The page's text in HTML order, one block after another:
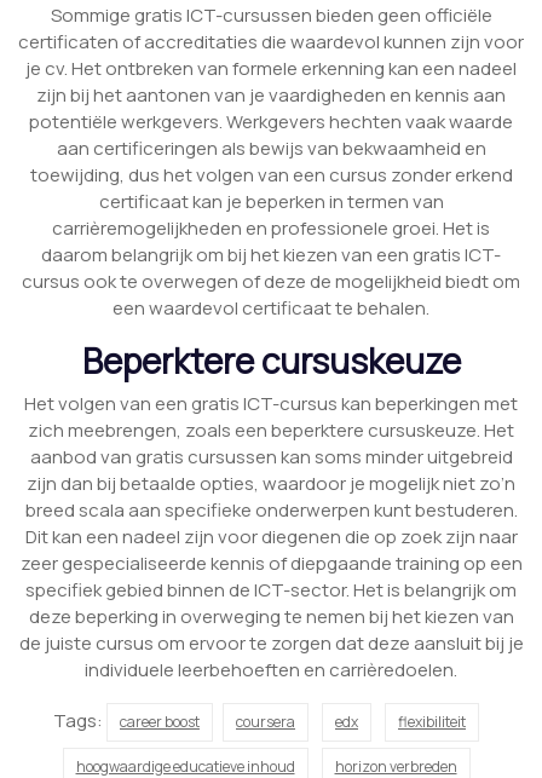
Sommige gratis ICT-cursussen bieden geen officiële
certificaten of accreditaties die waardevol kunnen zijn voor
je cv. Het ontbreken van formele erkenning kan een nadeel
zijn bij het aantonen van je vaardigheden en kennis aan
potentiële werkgevers. Werkgevers hechten vaak waarde
aan certificeringen als bewijs van bekwaamheid en
toewijding, dus het volgen van een cursus zonder erkend
certificaat kan je beperken in termen van
carrièremogelijkheden en professionele groei. Het is
daarom belangrijk om bij het kiezen van een gratis ICT-
cursus ook te overwegen of deze de mogelijkheid biedt om
een waardevol certificaat te behalen.
Beperktere cursuskeuze
Het volgen van een gratis ICT-cursus kan beperkingen met
zich meebrengen, zoals een beperktere cursuskeuze. Het
aanbod van gratis cursussen kan soms minder uitgebreid
zijn dan bij betaalde opties, waardoor je mogelijk niet zo’n
breed scala aan specifieke onderwerpen kunt bestuderen.
Dit kan een nadeel zijn voor diegenen die op zoek zijn naar
zeer gespecialiseerde kennis of diepgaande training op een
specifiek gebied binnen de ICT-sector. Het is belangrijk om
deze beperking in overweging te nemen bij het kiezen van
de juiste cursus om ervoor te zorgen dat deze aansluit bij je
individuele leerbehoeften en carrièredoelen.
Tags:
career boost coursera edx flexibiliteit
hoogwaardige educatieve inhoud horizon verbreden